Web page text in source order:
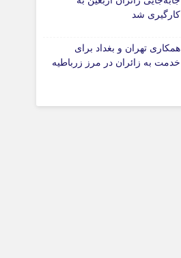
کارگیری شد
همکاری تهران و بغداد برای
خدمت به زائران در مرز زرباطیه